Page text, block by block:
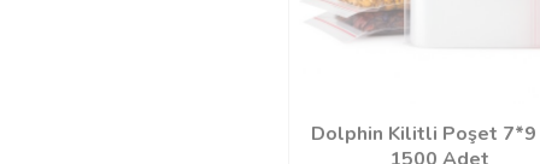
Dolphin Kilitli Poşet 7*9